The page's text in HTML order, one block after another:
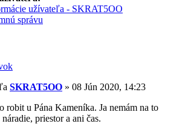
užívateľa - SKRAT5OO
správu
SKRAT5OO » 08 Jún 2020, 14:23
robit u Pána Kameníka. Ja nemám na to
priestor a ani čas.